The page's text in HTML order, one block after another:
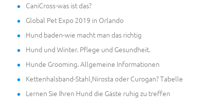
CaniCross-was ist das?
Global Pet Expo 2019 in Orlando
Hund baden-wie macht man das richtig
Hund und Winter. Pflege und Gesundheit.
Hunde Grooming. Allgemeine Informationen
Kettenhalsband-Stahl,Nirosta oder Curogan? Tabelle
Lernen Sie Ihren Hund die Gäste ruhig zu treffen